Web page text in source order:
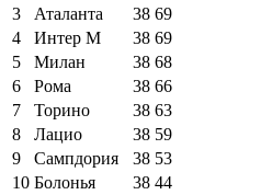
3
Аталанта 38 69
4
Интер М 38 69
5
Милан 38 68
6
Рома 38 66
7
Торино 38 63
8
Лацио 38 59
9
Сампдория 38 53
10 Болонья 38 44